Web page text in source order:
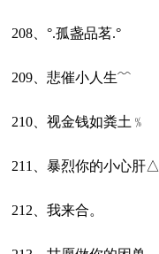
208、°.孤盏品茗.°
209、悲催小人生﹌
210、视金钱如粪土﹪
211、暴烈你的小心肝△
212、我来合。